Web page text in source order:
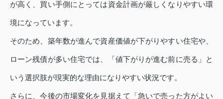
が高く、買い手側にとっては資金計画が厳しくなりやすい環
境になっています。
そのため、築年数が進んで資産価値が下がりやすい住宅や、
ローン残債が多い住宅では、「値下がりが進む前に売る」と
いう選択肢が現実的な理由になりやすい状況です。
さらに、今後の市場変化を見据えて「急いで売った方がよい